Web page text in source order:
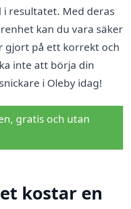
resultatet. Med deras
kan du vara säker
gjort på ett korrekt och
inte att börja din
i Oleby idag!
gratis och utan
kostar en